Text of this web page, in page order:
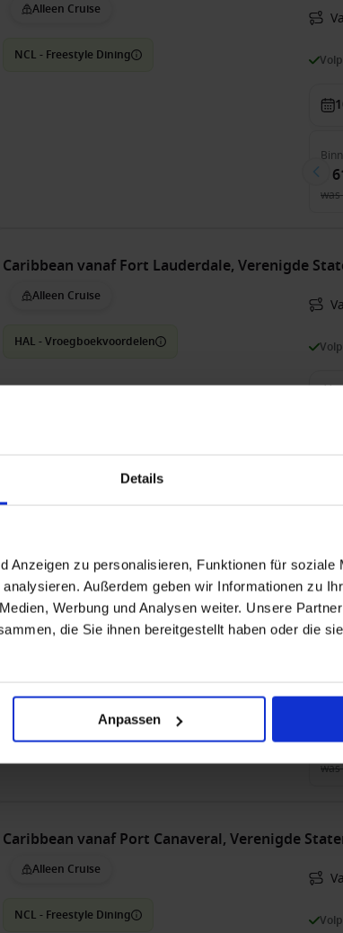
Details
Anzeigen zu personalisieren, Funktionen für soziale
Außerdem geben wir Informationen zu
Werbung und Analysen weiter. Unsere
die Sie ihnen bereitgestellt haben oder die
Anpassen
Alleen Cruise
NCL - Freestyle Dining
€
was
Caribbean vanaf Fort Lauderdale, Verenigde
Alleen Cruise
HAL - Vroegboekvoordelen
€
Alleen Cruise
HAL - Vroegboekvoordelen
€
was
Caribbean vanaf Port Canaveral, Verenigde
Alleen Cruise
NCL - Freestyle Dining